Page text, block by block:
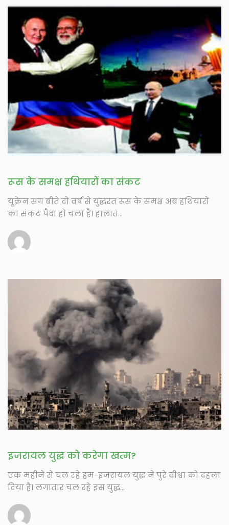
रूस के समक्ष हथियारों का संकट
यूक्रेन संग बीते दो वर्ष से युद्धरत रूस के समक्ष अब हथियारों
का संकट पैदा हो चला है। हालात...
इजरायल युद्ध को करेगा खत्म?
एक महीने से चल रहे हम-इजरायल युद्ध ने पुरे वीश्वा को दहला
दिया है। लगातार चल रहे इस युद्ध...